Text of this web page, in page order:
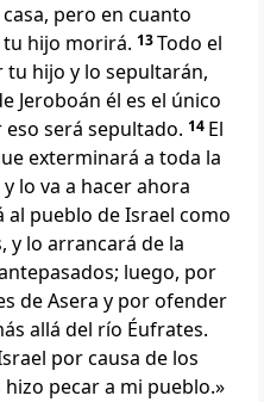
pero en cuanto
tu hijo morirá. 13Todo el
hijo y lo sepultarán,
Jeroboán él es el único
será sepultado. 14 El
exterminará a toda la
lo va a hacer ahora
al pueblo de Israel como
y lo arrancará de la
luego, por
de Asera y por ofender
allá del río Éufrates.
por causa de los
pecar a mi pueblo.»